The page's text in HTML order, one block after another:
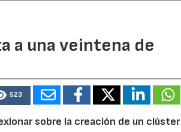
a una veintena de
523
sobre la creación de un clúster